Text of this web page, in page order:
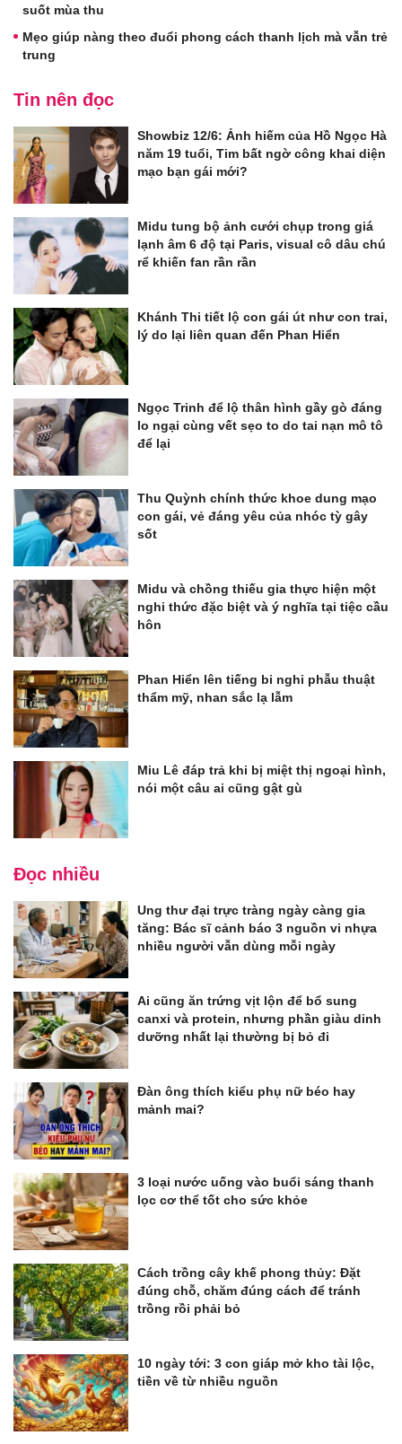
suốt mùa thu
Mẹo giúp nàng theo đuổi phong cách thanh lịch mà vẫn trẻ
trung
Tin nên đọc
Showbiz 12/6: Ảnh hiếm của Hồ Ngọc Hà
năm 19 tuổi, Tim bất ngờ công khai diện
mạo bạn gái mới?
Midu tung bộ ảnh cưới chụp trong giá
lạnh âm 6 độ tại Paris, visual cô dâu chú
rể khiến fan rần rần
Khánh Thi tiết lộ con gái út như con trai,
lý do lại liên quan đến Phan Hiển
Ngọc Trinh để lộ thân hình gầy gò đáng
lo ngại cùng vết sẹo to do tai nạn mô tô
để lại
Thu Quỳnh chính thức khoe dung mạo
con gái, vẻ đáng yêu của nhóc tỳ gây
sốt
Midu và chồng thiếu gia thực hiện một
nghi thức đặc biệt và ý nghĩa tại tiệc cầu
hôn
Phan Hiển lên tiếng bi nghi phẫu thuật
thẩm mỹ, nhan sắc lạ lẫm
Miu Lê đáp trả khi bị miệt thị ngoại hình,
nói một câu ai cũng gật gù
Đọc nhiều
Ung thư đại trực tràng ngày càng gia
tăng: Bác sĩ cảnh báo 3 nguồn vi nhựa
nhiều người vẫn dùng mỗi ngày
Ai cũng ăn trứng vịt lộn để bổ sung
canxi và protein, nhưng phần giàu dinh
dưỡng nhất lại thường bị bỏ đi
Đàn ông thích kiểu phụ nữ béo hay
mảnh mai?
3 loại nước uống vào buổi sáng thanh
lọc cơ thể tốt cho sức khỏe
Cách trồng cây khế phong thủy: Đặt
đúng chỗ, chăm đúng cách để tránh
trồng rồi phải bỏ
10 ngày tới: 3 con giáp mở kho tài lộc,
tiền về từ nhiều nguồn